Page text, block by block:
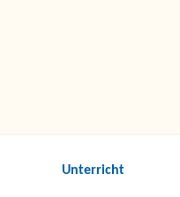
Unterricht